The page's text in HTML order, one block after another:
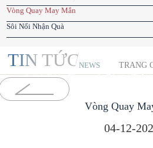
Vòng Quay May Mắn
Sôi Nổi Nhận Quà
TIN TỨCNEWS TRANG
Vòng Quay
04-12-